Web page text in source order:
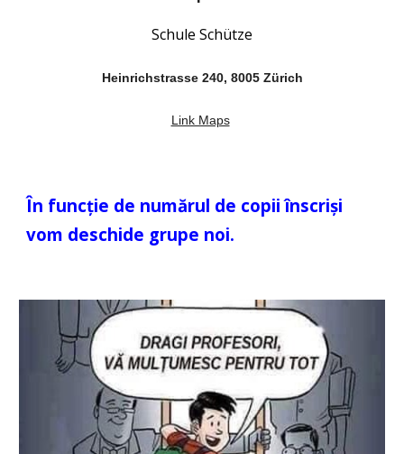
Schule Schütze
Heinrichstrasse 240, 8005 Zürich
Link Maps
În funcție de numărul de copii înscriși
vom deschide grupe noi.